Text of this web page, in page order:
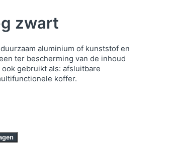
zwart
aluminium of kunststof en
ter bescherming van de inhoud
gebruikt als: afsluitbare
koffer.